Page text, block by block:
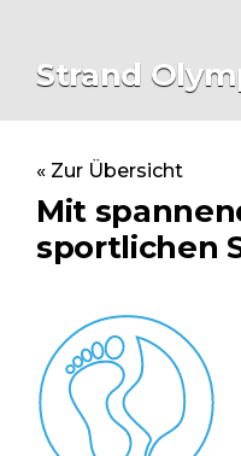
Strand
« Zur Übersicht
Mit
sportlichen